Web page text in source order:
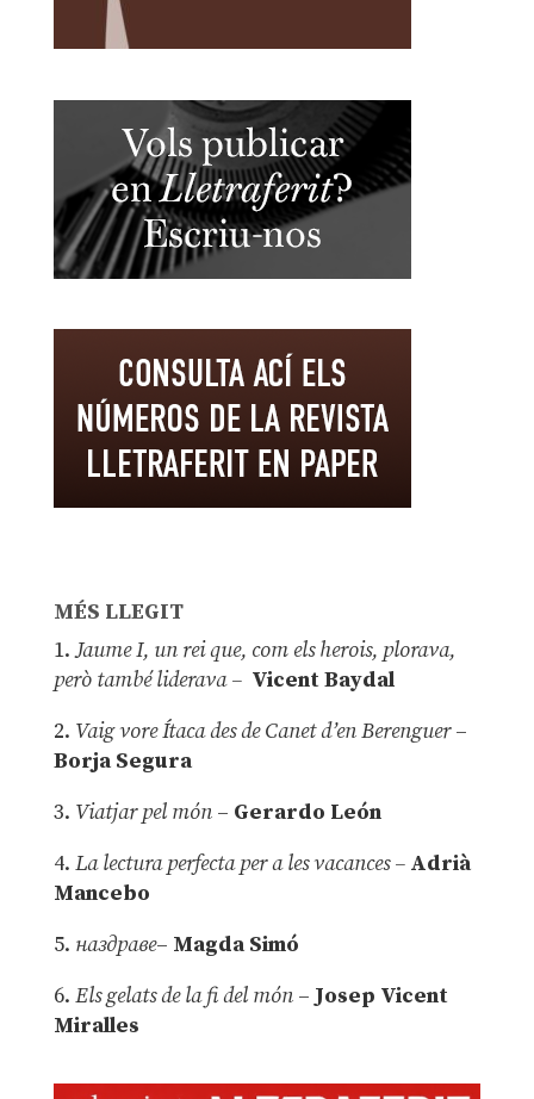
MÉS LLEGIT
1.Jaume I, un rei que, com els herois, plorava,
però també liderava – Vicent Baydal
2. Vaig vore Ítaca des de Canet d’en Berenguer–
Borja Segura
3. Viatjar pel món – Gerardo León
4. La lectura perfecta per a les vacances –Adrià
Mancebo
5. наздраве– Magda Simó
6. Els gelats de la fi del món – Josep Vicent
Miralles